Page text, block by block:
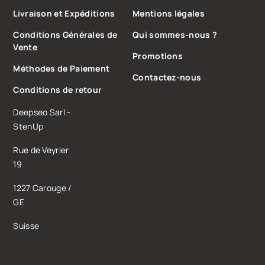
Livraison et Expéditions
Conditions Générales de
Vente
Méthodes de Paiement
Conditions de retour
Mentions légales
Qui sommes-nous ?
Promotions
Contactez-nous
Deepseo Sarl -
StenUp
Rue de Veyrier
19
1227 Carouge /
GE
Suisse